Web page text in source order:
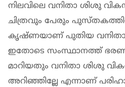
നിലവിലെ വനിതാ ശിശു
ചിത്രവും പേരും
കൃഷ്ണയാണ് പുതിയ വനിതാ
ഇതോടെ സംസ്ഥാനത്ത് ഭരണം
മാറിയതും വനിതാ ശിശു
അറിഞ്ഞില്ലേ എന്നാണ്